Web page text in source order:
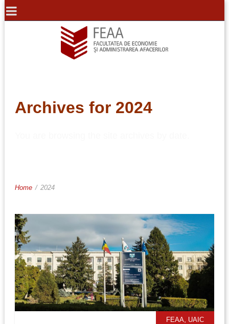
Archives for 2024
Home / 2024
FEAA UAIC